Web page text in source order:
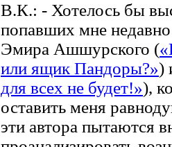
В.К.: - Хотелось бы
попавших мне
Эмира Ашшурского (
или ящик Пандоры?»)
для всех не будет!»),
оставить меня
эти автора пытаются